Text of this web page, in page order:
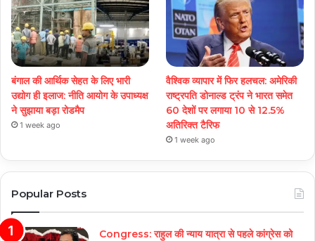
बंगाल की आर्थिक सेहत के लिए भारी
उद्योग ही इलाज: नीत‌ि आयोग के उपाध्यक्ष
ने सुझाया बड़ा रोडमैप
1 week ago
वैश्विक व्यापार में फिर हलचल: अमेरिकी
राष्ट्रपति डोनाल्ड ट्रंप ने भारत समेत
60 देशों पर लगाया 10 से 12.5%
अतिरिक्त टैरिफ
1 week ago
Popular Posts
Congress: राहुल की न्याय यात्रा से पहले कांग्रेस को